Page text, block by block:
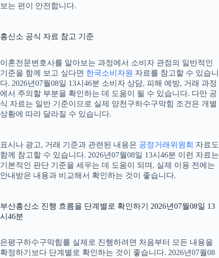
보는 편이 안전합니다.
흥신소 공식 자료 참고 기준
이혼전문변호사를 알아보는 과정에서 소비자 관점의 일반적인
기준을 함께 보고 싶다면 한국소비자원 자료를 참고할 수 있습니
다. 2026년07월08일 13시46분 소비자 상담, 피해 예방, 거래 과정
에서 주의할 부분을 확인하는 데 도움이 될 수 있습니다. 다만 공
식 자료는 일반 기준이므로 실제 양천구하수구막힘 조건은 개별
상황에 따라 달라질 수 있습니다.
표시나 광고, 거래 기준과 관련된 내용은 공정거래위원회 자료도
함께 참고할 수 있습니다. 2026년07월08일 13시46분 이런 자료는
기본적인 판단 기준을 세우는 데 도움이 되며, 실제 이용 전에는
안내받은 내용과 비교해서 확인하는 것이 좋습니다.
부산흥신소 진행 흐름을 단계별로 확인하기 2026년07월08일 13
시46분
은평구하수구막힘를 실제로 진행하려면 처음부터 모든 내용을
확정하기보다 단계별로 확인하는 것이 좋습니다. 2026년07월08